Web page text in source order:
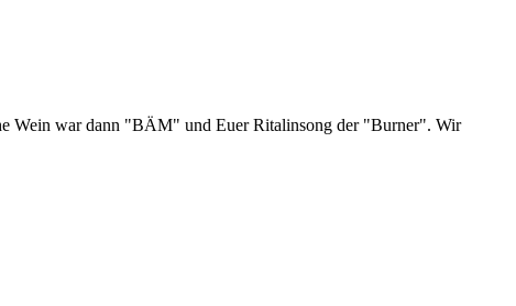
Wein war dann "BÄM" und Euer Ritalinsong der "Burner". Wir